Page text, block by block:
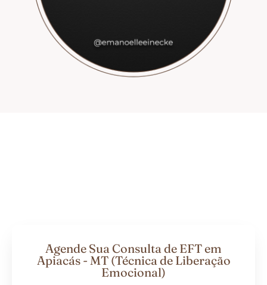
Agende Sua Consulta de EFT em
Apiacás - MT (Técnica de Liberação
Emocional)